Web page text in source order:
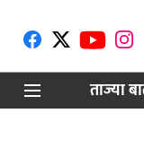
ताज्या